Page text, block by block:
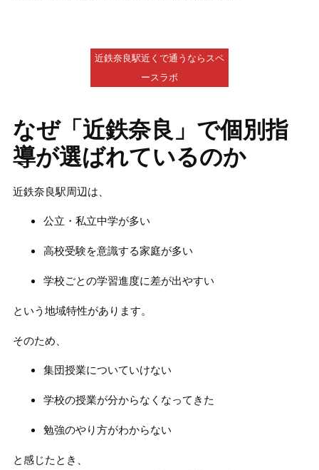
近鉄奈良駅近くで通うならスペ
ースラボ
なぜ「近鉄奈良」で個別指
導が選ばれているのか
近鉄奈良駅周辺は、
公立・私立中学が多い
高校受験を意識する家庭が多い
学校ごとの学習進度に差が出やすい
という地域特性があります。
そのため、
集団授業についていけない
学校の授業が分からなくなってきた
勉強のやり方がわからない
と感じたとき、